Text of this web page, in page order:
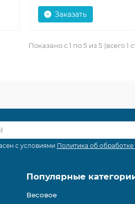
Заказать
Показано с 1 по 5 из 5 (всего 1
с условиями Политика об
Популярные
Весовое